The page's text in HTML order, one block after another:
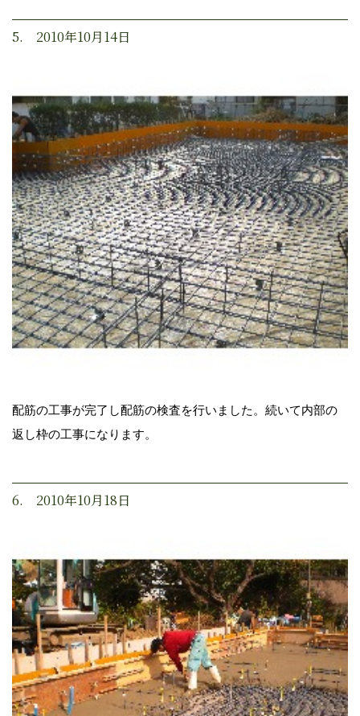
5. 2010年10月14日
配筋の工事が完了し配筋の検査を行いました。続いて内部の
返し枠の工事になります。
6. 2010年10月18日